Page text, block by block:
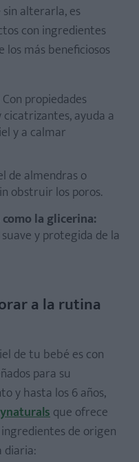
alterarla, es
con ingredientes
los más beneficiosos
Con propiedades
ayuda a
y a calmar
de almendras o
obstruir los poros.
la glicerina:
y protegida de la
a la rutina
de tu bebé es con
para su
y hasta los 6 años,
que ofrece
de origen
diaria: